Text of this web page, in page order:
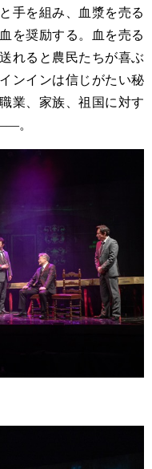
手を組み、血漿を売る
を奨励する。血を売る
れると農民たちが喜ぶ
ンインは信じがたい秘
業、家族、祖国に対す
。